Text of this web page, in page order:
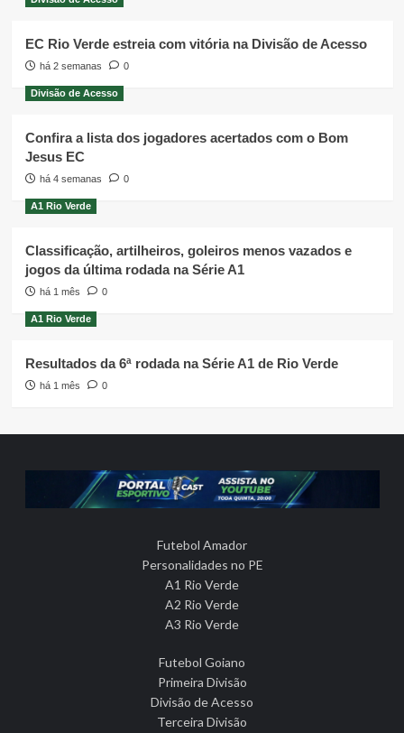
EC Rio Verde estreia com vitória na Divisão de Acesso
há 2 semanas 0
Divisão de Acesso
Confira a lista dos jogadores acertados com o Bom
Jesus EC
há 4 semanas 0
A1 Rio Verde
Classificação, artilheiros, goleiros menos vazados e
jogos da última rodada na Série A1
há 1 mês 0
A1 Rio Verde
Resultados da 6ª rodada na Série A1 de Rio Verde
há 1 mês 0
Futebol Amador
Personalidades no PE
A1 Rio Verde
A2 Rio Verde
A3 Rio Verde
Futebol Goiano
Primeira Divisão
Divisão de Acesso
Terceira Divisão